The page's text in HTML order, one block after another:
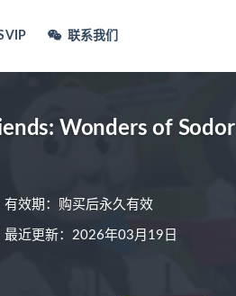
联系我们
Wonders of Sodor
有效期：购买后永久有效
最近更新：2026年03月19日